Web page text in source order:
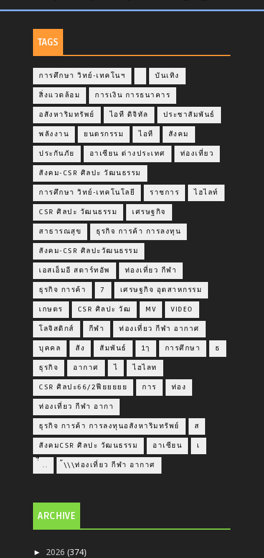
TAGS
การศึกษา วิทย์-เทคโนฯ บันเทิง
สิ่งแวดล้อม การเงิน การธนาคาร
อสังหาริมทรัพย์ ไอที ดิจิทัล ประชาสัมพันธ์
พลังงาน ยนตรกรรม ไอที สังคม
ประกันภัย อาเซียน ต่างประเทศ ท่องเที่ยว
สังคม-CSR ศิลปะ วัฒนธรรม
การศึกษา วิทย์-เทคโนโลยี ราชการ ไฮไลท์
CSR ศิลปะ วัฒนธรรม เศรษฐกิจ
สาธารณสุข ธุรกิจ การค้า การลงทุน
สังคม-CSR ศิลปะวัฒนธรรม
เอสเอ็มอี สตาร์ทอัพ ท่องเที่ยว กีฬา
ธุรกิจ การค้า 7 เศรษฐกิจ อุตสาหกรรม
เกษตร CSR ศิลปะ วัฒ MV VIDEO
โลจิสติกส์ กีฬา ท่องเที่ยว กีฬา อากาศ
บุคคล สัง สัมพันธ์ 1ๅ การศึกษา ธ
ธุรกิจ อากาศ ไ ไฮไลท
CSR ศิลปะ66/2ฟียยยยย การ ท่อง
ท่องเที่ยว กีฬา อากา
ธุรกิจ การค้า การลงทุนอสังหาริมทรัพย์ ส
สังคมCSR ศิลปะ วัฒนธรรม อาเซียน เ
่่ื​ .. ้\\\ท่องเที่ยว กีฬา อากาศ
ARCHIVE
► 2026(374)